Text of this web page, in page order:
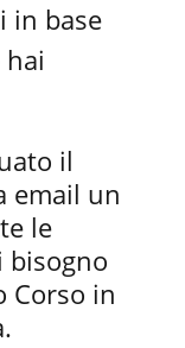
in base
il
email un
le
bisogno
Corso in